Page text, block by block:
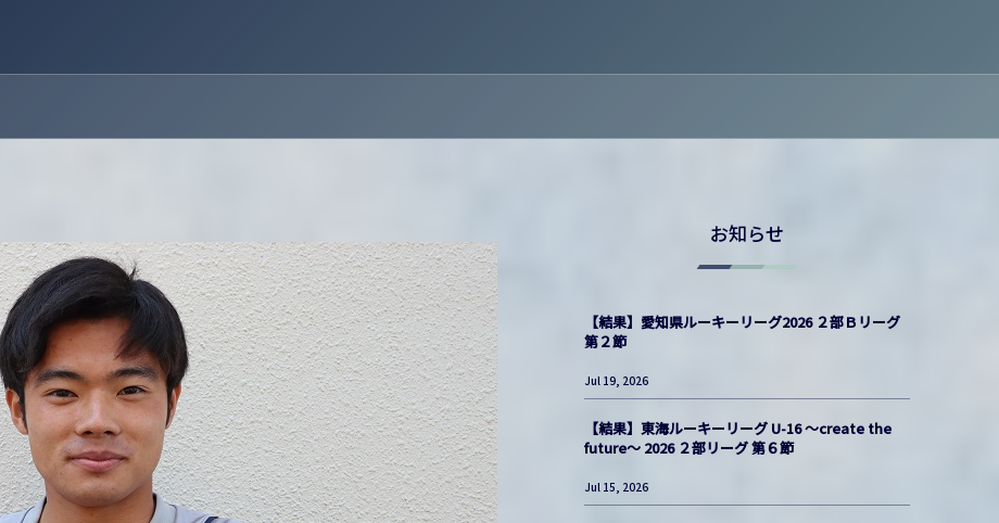
お知らせ
【結果】愛知県ルーキーリーグ2026 ２部Ｂリーグ
第２節
Jul 19, 2026
【結果】東海ルーキーリーグ U-16 〜create the
future〜 2026 ２部リーグ 第６節
Jul 15, 2026